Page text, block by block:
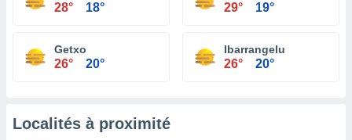
28° 18° 29° 19°
Getxo
26° 20°
Ibarrangelu
26° 20°
Localités à proximité